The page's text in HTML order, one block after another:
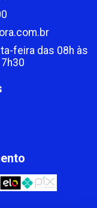
feira das 08h às